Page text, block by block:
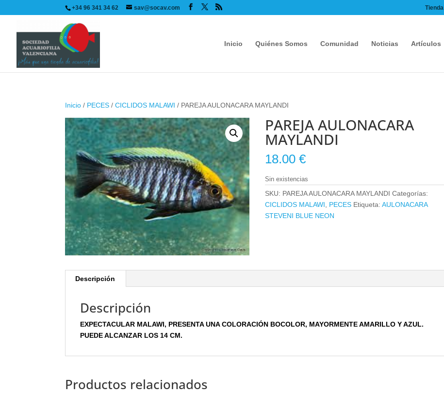
+34 96 341 34 62 sav@socav.com Tienda
Inicio Quiénes Somos Comunidad Noticias Artículos
Inicio / PECES /CICLIDOS MALAWI / PAREJA AULONACARA MAYLANDI
PAREJA AULONACARA
MAYLANDI
18.00€
Sin existencias
SKU: PAREJA AULONACARA MAYLANDI Categorías:
CICLIDOS MALAWI
PECES Etiqueta:AULONACARA
STEVENI BLUE NEON
Descripción
Descripción
EXPECTACULAR MALAWI, PRESENTA UNA COLORACIÓN BOCOLOR, MAYORMENTE AMARILLO Y AZUL.
PUEDE ALCANZAR LOS 14 CM.
Productos relacionados